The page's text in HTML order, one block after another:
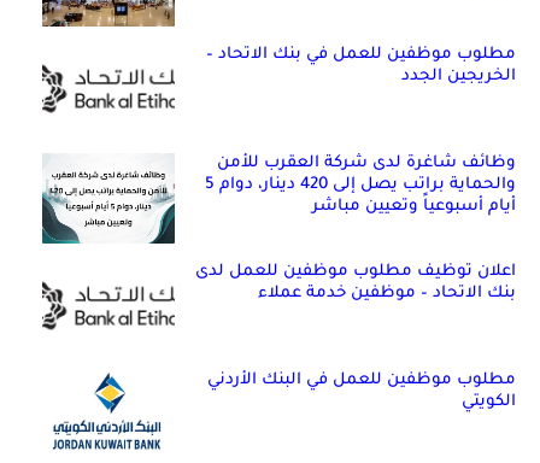
مطلوب موظفين للعمل في بنك الاتحاد –
الخريجين الجدد
وظائف شاغرة لدى شركة العقرب للأمن
والحماية براتب يصل إلى 420 دينار، دوام 5
أيام أسبوعياً وتعيين مباشر
اعلان توظيف مطلوب موظفين للعمل لدى
بنك الاتحاد – موظفين خدمة عملاء
مطلوب موظفين للعمل في البنك الأردني
الكويتي